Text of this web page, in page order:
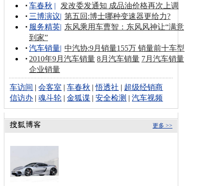
车春秋 |
发改委发通知 成品油价格再次上调
三博演议| 第五回:博士哪种变速器更给力?
服务精英| 东风乘用车曹智：东风风神让“满意
到家”
汽车销量| 中汽协:9月销量155万 销量前十车型
2010年9月汽车销量 8月汽车销量 7月汽车销量
企业销量
车访间 |会客室 |车春秋 |悟透社 | 超级经销商
信访办 |魂斗轮 |金狐谍 |安全检测 |汽车视频
更多 >>